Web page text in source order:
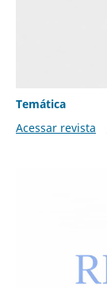
Temática
Acessar revista